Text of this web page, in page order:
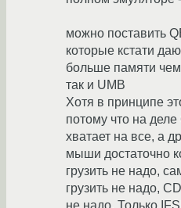
можно поставить
которые кстати
больше памяти
так и UMB
Хотя в принципе
потому что на
хватает на все, а
мыши достаточно
грузить не надо,
грузить не надо,
не надо. Только